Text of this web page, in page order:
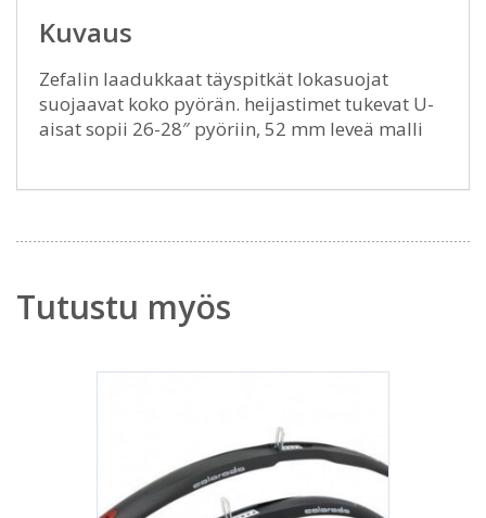
Kuvaus
Zefalin laadukkaat täyspitkät lokasuojat
suojaavat koko pyörän. heijastimet tukevat U-
aisat sopii 26-28″ pyöriin, 52 mm leveä malli
Tutustu myös